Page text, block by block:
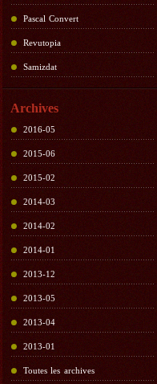
Pascal Convert
Revutopia
Samizdat
Archives
2016-05
2015-06
2015-02
2014-03
2014-02
2014-01
2013-12
2013-05
2013-04
2013-01
Toutes les archives